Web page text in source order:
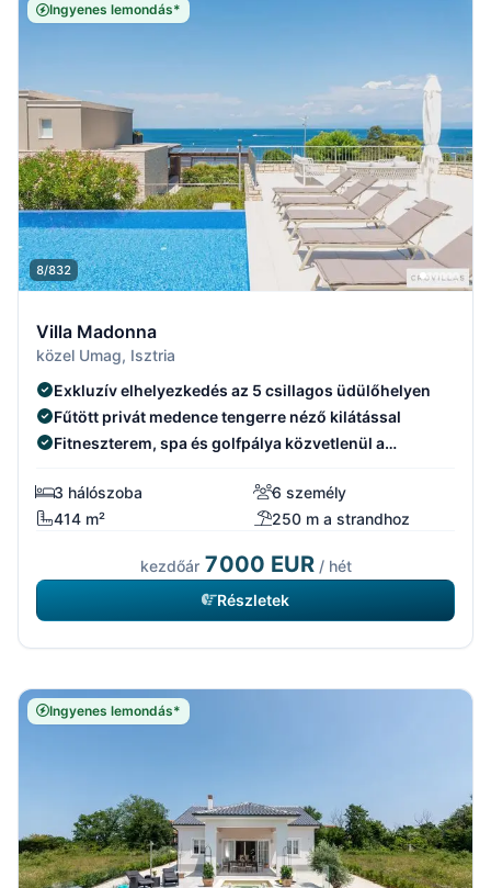
Ingyenes lemondás*
8/832
Villa Madonna
közel Umag, Isztria
Exkluzív elhelyezkedés az 5 csillagos üdülőhelyen
Fűtött privát medence tengerre néző kilátással
Fitneszterem, spa és golfpálya közvetlenül a
3 hálószoba
6 személy
414 m²
250 m a strandhoz
kezdőár 7000 EUR/ hét
Részletek
Ingyenes lemondás*